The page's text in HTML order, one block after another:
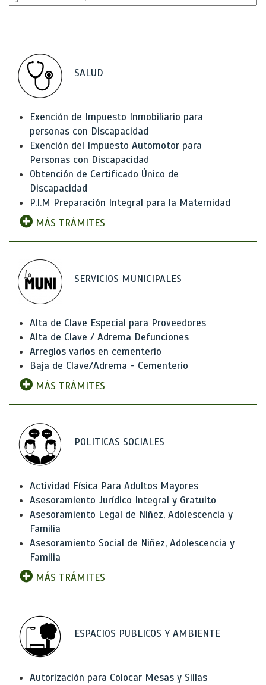
SALUD
Exención de Impuesto Inmobiliario para
personas con Discapacidad
Exención del Impuesto Automotor para
Personas con Discapacidad
Obtención de Certificado Único de
Discapacidad
P.I.M Preparación Integral para la Maternidad
MÁS TRÁMITES
SERVICIOS MUNICIPALES
Alta de Clave Especial para Proveedores
Alta de Clave / Adrema Defunciones
Arreglos varios en cementerio
Baja de Clave/Adrema - Cementerio
MÁS TRÁMITES
POLITICAS SOCIALES
Actividad Física Para Adultos Mayores
Asesoramiento Jurídico Integral y Gratuito
Asesoramiento Legal de Niñez, Adolescencia y
Familia
Asesoramiento Social de Niñez, Adolescencia y
Familia
MÁS TRÁMITES
ESPACIOS PUBLICOS Y AMBIENTE
Autorización para Colocar Mesas y Sillas